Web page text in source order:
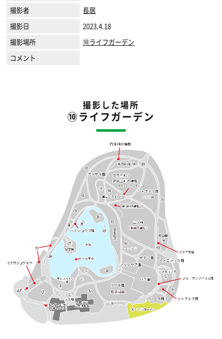
撮影者
長居
撮影日
2023.4.18
撮影場所
⑩ライフガーデン
コメント
撮影した場所
⑩ライフガーデン